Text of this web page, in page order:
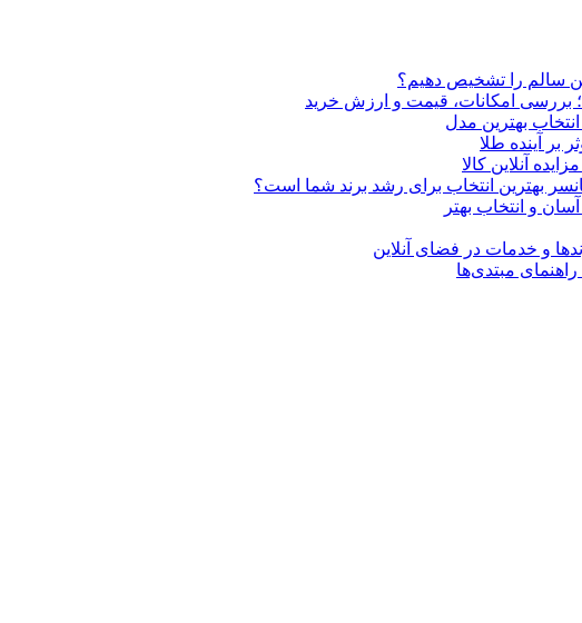
سالم را تشخیص دهیم؟
بهترین مدل
آنلاین کالا
بهترین انتخاب برای رشد برند شما است؟
و انتخاب بهتر
و خدمات در فضای آنلاین
مبتدی‌ها